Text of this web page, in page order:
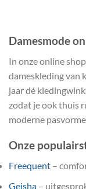
Damesmode
In onze online
dameskleding van
jaar dé
zodat je ook thuis
moderne
Onze
Freequent –
Geisha –